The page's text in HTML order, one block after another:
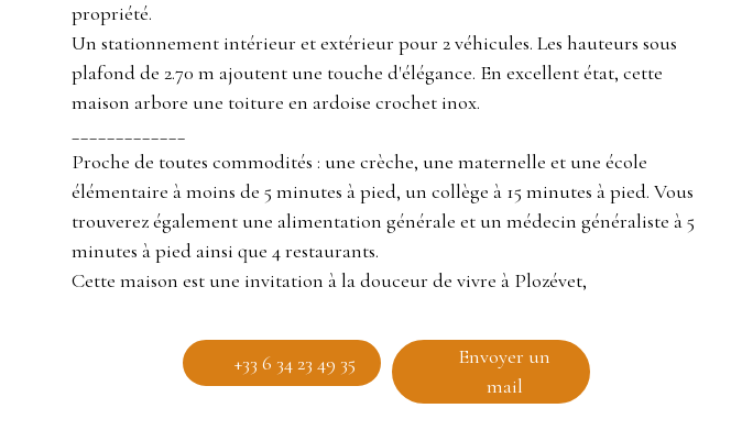
propriété.
Un stationnement intérieur et extérieur pour 2 véhicules. Les hauteurs sous
plafond de 2.70 m ajoutent une touche d'élégance. En excellent état, cette
maison arbore une toiture en ardoise crochet inox.
Proche de toutes commodités : une crèche, une maternelle et une école
élémentaire à moins de 5 minutes à pied, un collège à 15 minutes à pied. Vous
trouverez également une alimentation générale et un médecin généraliste à 5
minutes à pied ainsi que 4 restaurants.
Cette maison est une invitation à la douceur de vivre à Plozévet,
+33 6 34 23 49 35
Envoyer un
mail